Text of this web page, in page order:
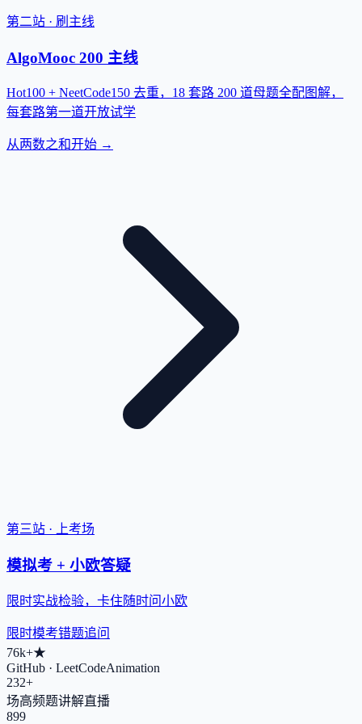
第二站 · 刷主线
AlgoMooc 200 主线
Hot100 + NeetCode150 去重，18 套路 200 道母题全配图解，
每套路第一道开放试学
从两数之和开始 →
第三站 · 上考场
模拟考 + 小欧答疑
限时实战检验，卡住随时问小欧
限时模考错题追问
76k+★
GitHub · LeetCodeAnimation
232+
场高频题讲解直播
899